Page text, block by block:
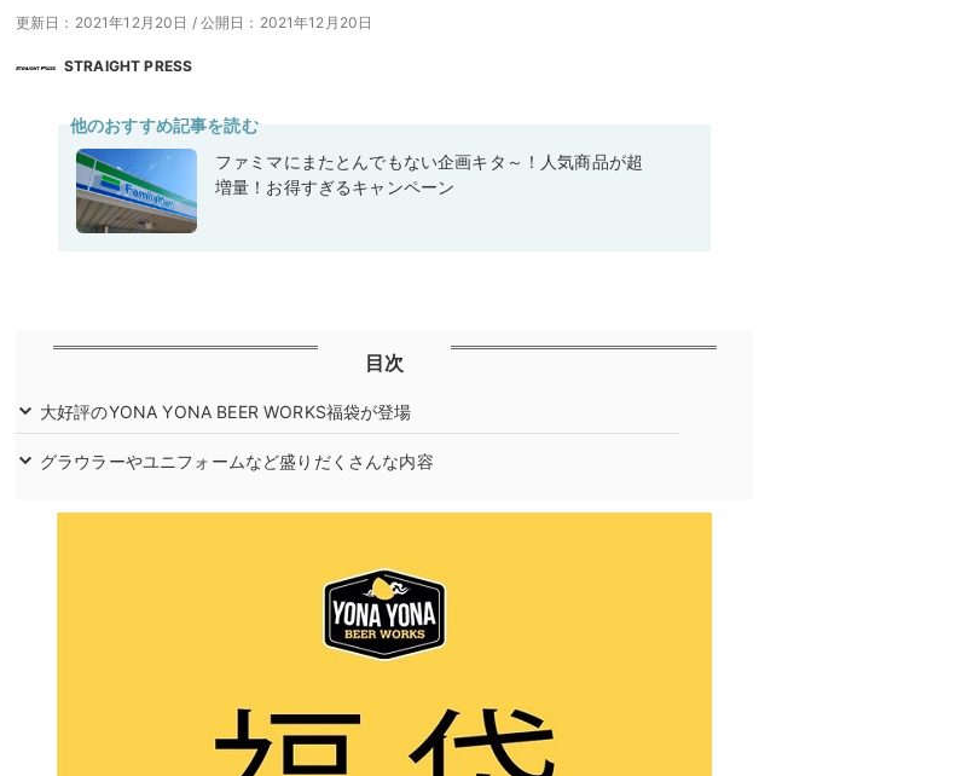
更新日：2021年12月20日 / 公開日：2021年12月20日
STRAIGHT PRESS
他のおすすめ記事を読む
ファミマにまたとんでもない企画キタ～！人気商品が超
増量！お得すぎるキャンペーン
目次
大好評のYONA YONA BEER WORKS福袋が登場
グラウラーやユニフォームなど盛りだくさんな内容